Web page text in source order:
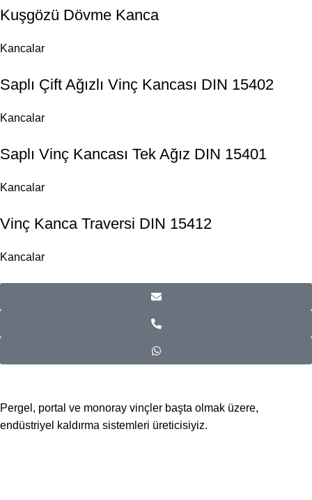
Kuşgözü Dövme Kanca
Kancalar
Saplı Çift Ağızlı Vinç Kancası DIN 15402
Kancalar
Saplı Vinç Kancası Tek Ağız DIN 15401
Kancalar
Vinç Kanca Traversi DIN 15412
Kancalar
Pergel, portal ve monoray vinçler başta olmak üzere,
endüstriyel kaldırma sistemleri üreticisiyiz.